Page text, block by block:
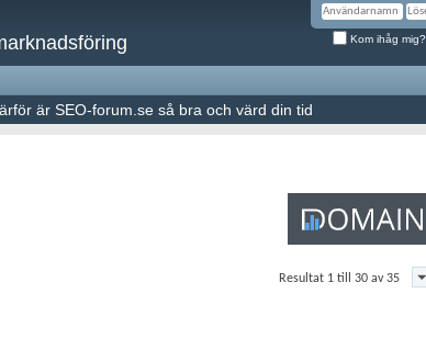
Kom ihåg mig?
är SEO-forum.se så bra och värd din tid
Resultat 1 till 30 av 35